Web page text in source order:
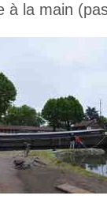
à la main